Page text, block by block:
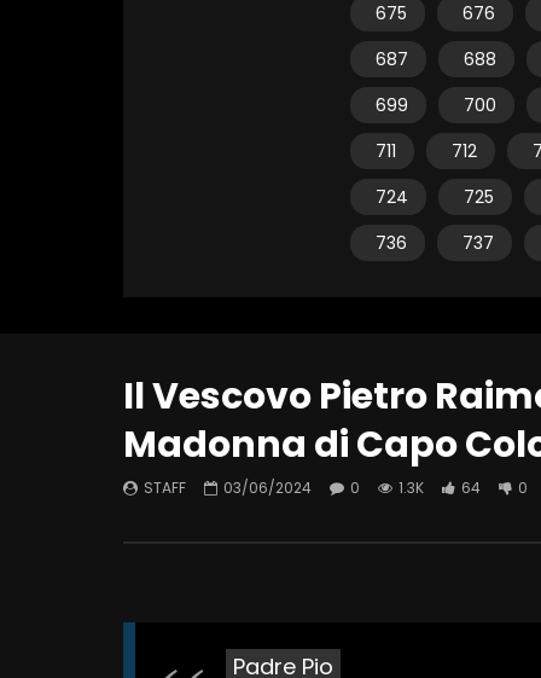
675
676
687
688
699
700
711
712
724
725
736
737
Il Vescovo Pietro
Madonna di Capo
STAFF 03/06/2024 0 1.3K 64 0
Padre Pio